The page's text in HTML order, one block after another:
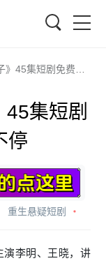
短剧免费高清追剧不停
45集短剧
停
重生悬疑短剧
演李明、王晓，讲